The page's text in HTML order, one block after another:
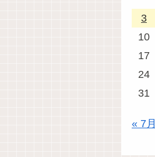
3
10
17
24
31
« 7月